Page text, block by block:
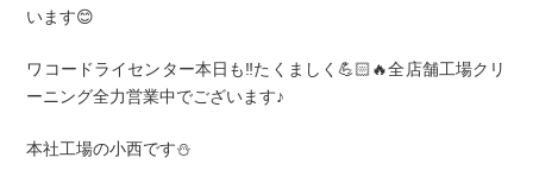
います😊
ワコードライセンター本日も‼️たくましく💪🏻🔥全店舗工場クリ
ーニング全力営業中でございます♪
本社工場の小西です⛄️